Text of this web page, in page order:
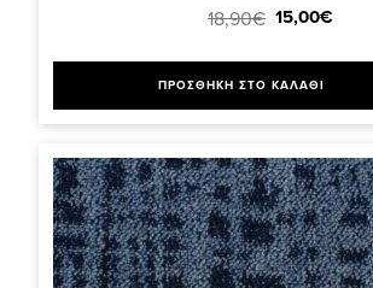
18,90€ 15,00€
ΠΡΟΣΘΗΚΗ ΣΤΟ ΚΑΛΑΘΙ